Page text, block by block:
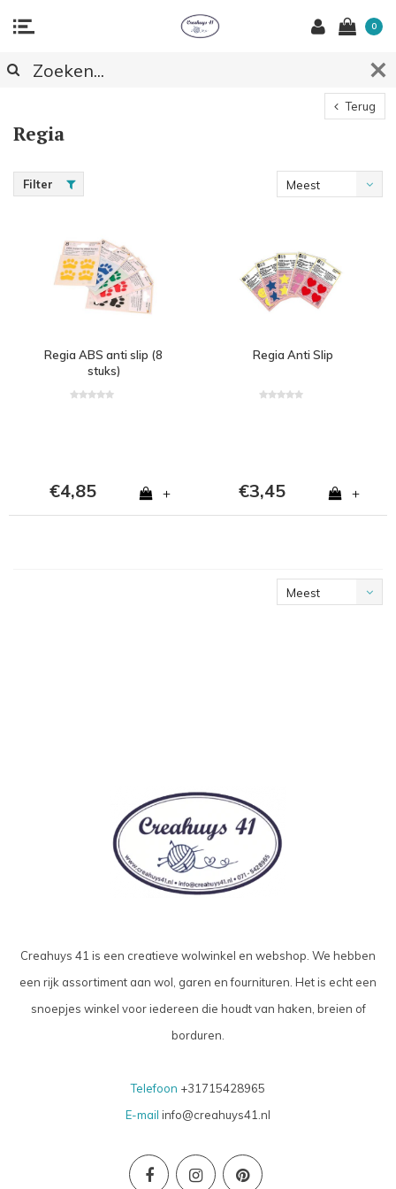
0
Terug
Regia
Filter
Meest
Regia ABS anti slip (8
stuks)
€4,85 +
Regia Anti Slip
€3,45 +
Meest
Creahuys 41 is een creatieve wolwinkel en webshop. We hebben
een rijk assortiment aan wol, garen en fournituren. Het is echt een
snoepjes winkel voor iedereen die houdt van haken, breien of
borduren.
Telefoon +31715428965
E-mail info@creahuys41.nl